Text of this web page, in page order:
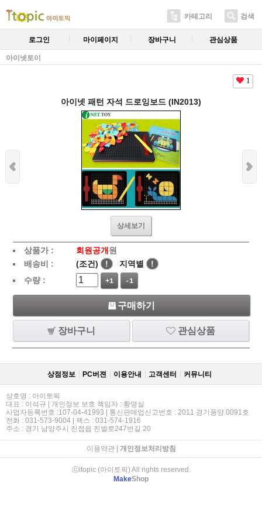
카테고리 검색
로그인 마이페이지 장바구니 관심상품
아이넷토이
1
아이넷 패턴 자석 드로잉보드 (IN2013)
상세보기
상품가 : 회원공개 원
배송비 :
(조건) ! 지역별
!
수량 :
+1 -1
구매하기
장바구니 관심상품
상점정보 PC버젼 이용안내 고객센터 커뮤니티
상호명 : 아이토픽
대표 : 이석규 | 개인정보 보호 책임자 : 황명실
사업자등록번호 :107-04-41993 | 통신판매업신고번호 : 2011 경기풍양 0091호
전화 : 031-573-9004 | 팩스 : 031-574-1916
주소 : 경기 남양주시 진접읍 진벌로247번길 20
이용약관| 개인정보처리방침
ⓒitopic (아이토픽) All rights reserved.
MakeShop